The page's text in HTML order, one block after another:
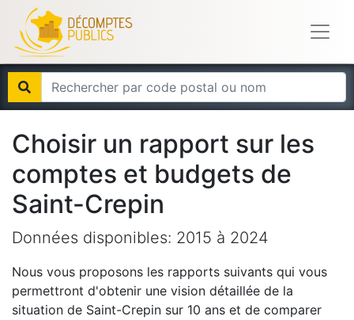
Choisir un rapport sur les
comptes et budgets de
Saint-Crepin
Données disponibles: 2015 à 2024
Nous vous proposons les rapports suivants qui vous
permettront d'obtenir une vision détaillée de la
situation de Saint-Crepin sur 10 ans et de comparer